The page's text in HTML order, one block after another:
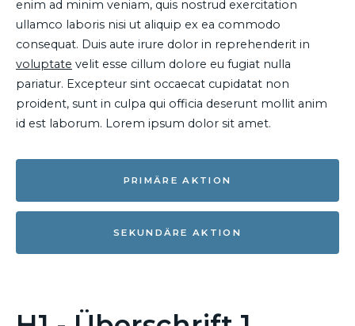
enim ad minim veniam, quis nostrud exercitation
ullamco laboris nisi ut aliquip ex ea commodo
consequat. Duis aute irure dolor in reprehenderit in
voluptate velit esse cillum dolore eu fugiat nulla
pariatur. Excepteur sint occaecat cupidatat non
proident, sunt in culpa qui officia deserunt mollit anim
id est laborum. Lorem ipsum dolor sit amet.
PRIMÄRE AKTION
SEKUNDÄRE AKTION